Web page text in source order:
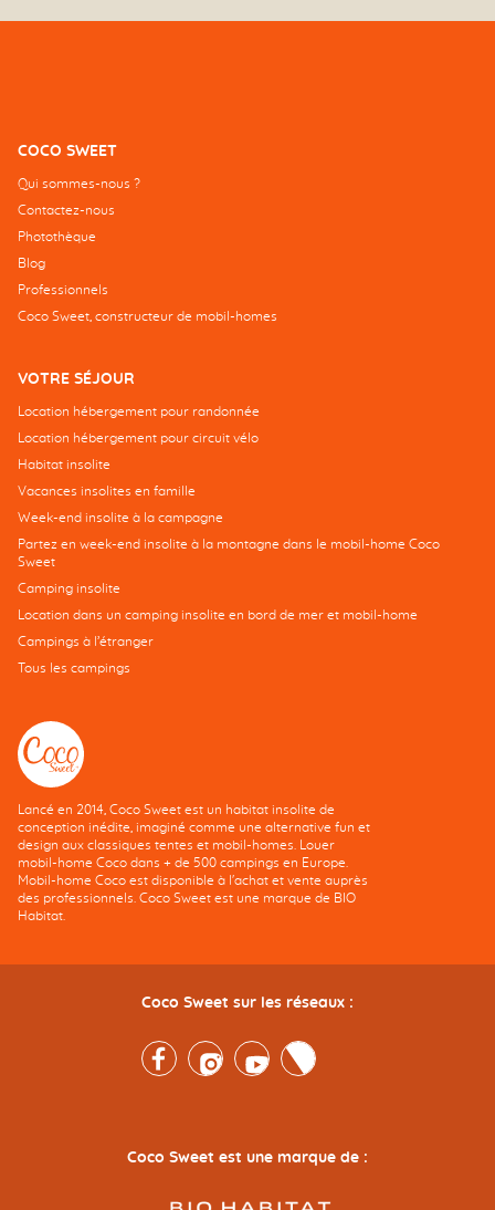
COCO SWEET
Qui sommes-nous ?
Contactez-nous
Photothèque
Blog
Professionnels
Coco Sweet, constructeur de mobil-homes
VOTRE SÉJOUR
Location hébergement pour randonnée
Location hébergement pour circuit vélo
Habitat insolite
Vacances insolites en famille
Week-end insolite à la campagne
Partez en week-end insolite à la montagne dans le mobil-home Coco
Sweet
Camping insolite
Location dans un camping insolite en bord de mer et mobil-home
Campings à l’étranger
Tous les campings
Lancé en 2014, Coco Sweet est un habitat insolite de
conception inédite, imaginé comme une alternative fun et
design aux classiques tentes et mobil-homes. Louer
mobil-home Coco dans + de 500 campings en Europe.
Mobil-home Coco est disponible à l'achat et vente auprès
des professionnels. Coco Sweet est une marque de BIO
Habitat.
Coco Sweet sur les réseaux :
FacebookInstagramYoutubeTwitter
Coco Sweet est une marque de :